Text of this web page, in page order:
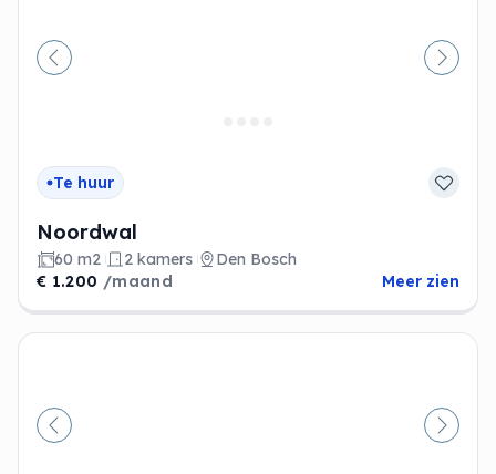
Vorige
Te huur
Noordwal
60 m2 2 kamers
Den Bosch
€ 1.200 /maand Meer zien
Vorige